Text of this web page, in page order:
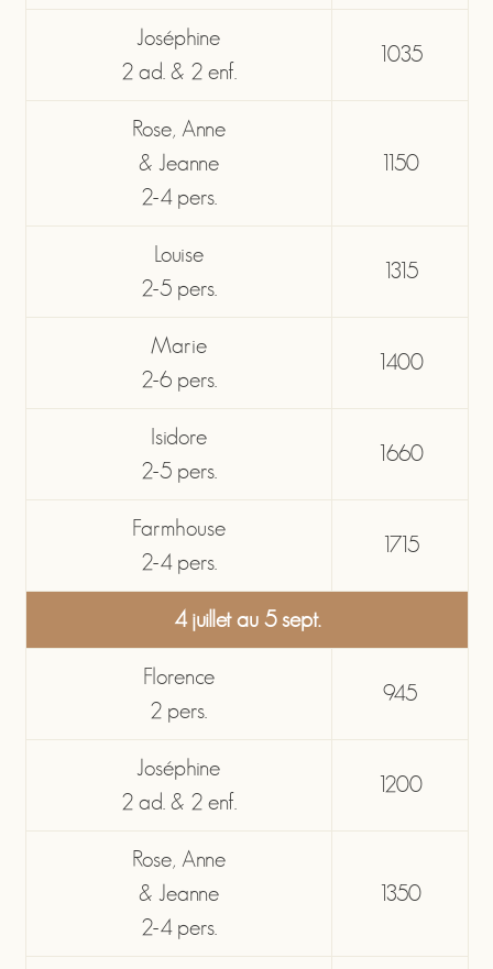
Joséphine
2 ad. & 2 enf.
1035
Rose, Anne
& Jeanne
2-4 pers.
1150
Louise
2-5 pers.
1315
Marie
2-6 pers.
1400
Isidore
2-5 pers.
1660
Farmhouse
2-4 pers.
1715
4 juillet au 5 sept.
Florence
2 pers.
945
Joséphine
2 ad. & 2 enf.
1200
Rose, Anne
& Jeanne
2-4 pers.
1350